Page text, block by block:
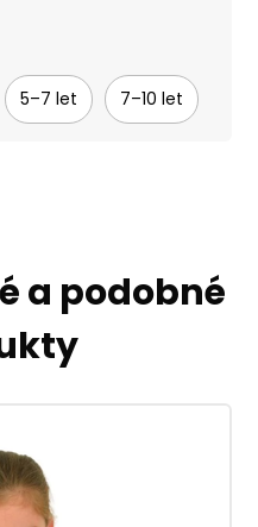
5–7 let 7–10 let
a podobné